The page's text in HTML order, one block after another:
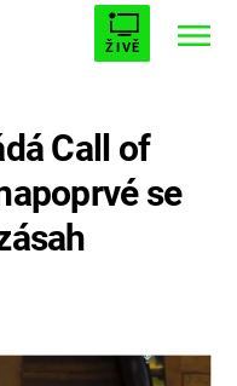
ŽIVĚ
5
Call of
se